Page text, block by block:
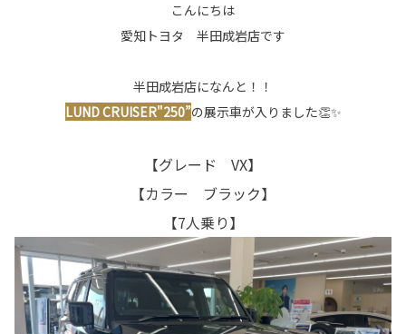
こんにちは
愛知トヨタ 半田成岩店です
半田成岩店になんと！！
LUND CRUISER"250”の展示車が入りました👏✨
【グレード VX】
【カラー ブラック】
【7人乗り】